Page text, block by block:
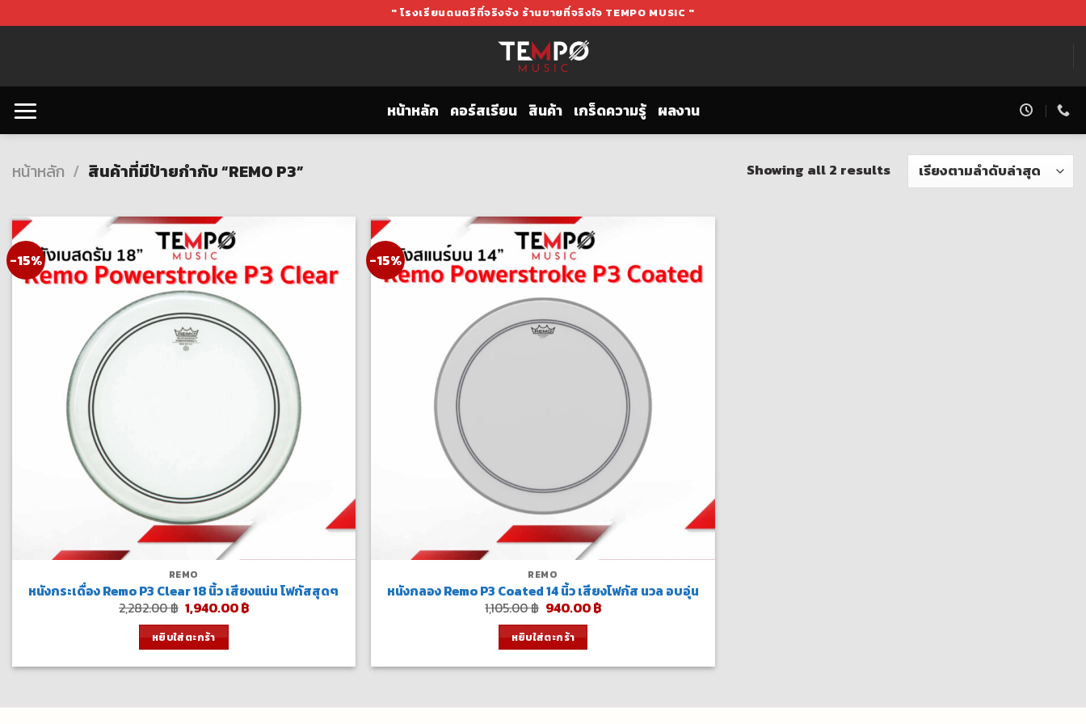
to
" โรงเรียนดนตรีที่จริงจัง ร้านขายที่จริงใจ TEMPO MUSIC "
หน้าหลัก คอร์สเรียน สินค้า เกร็ดความรู้ ผลงาน
หน้าหลัก / สินค้าที่มีป้ายกำกับ “REMO P3” Showing all 2 results
-15%
REMO
หนังกระเดื่อง Remo P3 Clear 18 นิ้ว เสียงแน่น โฟกัสสุดๆ
2,282.00฿ Original
price
was:
2,282.00 ฿.
1,940.00฿Current
หยิบใส่ตะกร้า
-15%
REMO
หนังกลอง Remo P3 Coated 14 นิ้ว เสียงโฟกัส นวล อบอุ่น
1,105.00฿ Original
was:
1,105.00 ฿.
940.00฿Current
หยิบใส่ตะกร้า